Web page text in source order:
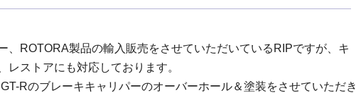
、ROTORA製品の輸入販売をさせていただいているRIPですが、キ
レストアにも対応しております。
Rのブレーキキャリパーのオーバーホール＆塗装をさせていただき